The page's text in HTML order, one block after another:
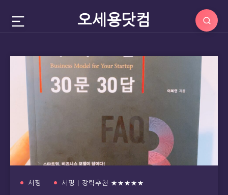
오세용닷컴
서평 서평 | 강력추천 ★★★★★